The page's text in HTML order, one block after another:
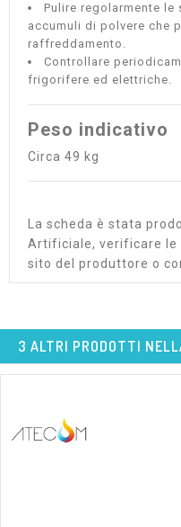
Pulire regolarmente
accumuli di polvere che
raffreddamento.
Controllare
frigorifere ed elettriche.
Peso indicativo
Circa 49 kg
La scheda è stata
Artificiale, verificare le
sito del produttore o
3 ALTRI PRODOTTI